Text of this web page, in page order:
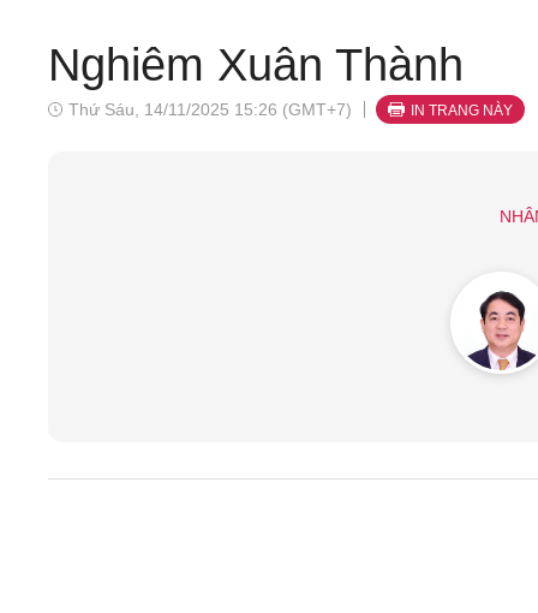
Nghiêm Xuân Thành
Thứ Sáu, 14/11/2025 15:26 (GMT+7) IN TRANG NÀY